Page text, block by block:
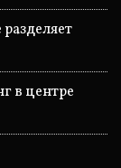
в центре